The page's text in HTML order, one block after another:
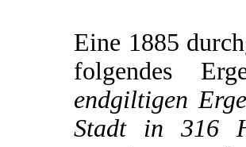
Eine 1885
folgendes
endgiltigen
Stadt in 316